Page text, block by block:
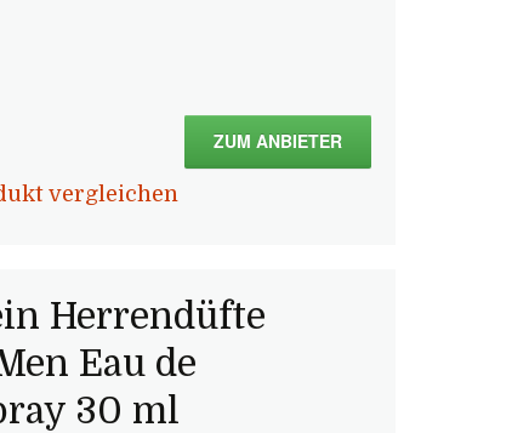
ZUM ANBIETER
vergleichen
Herrendüfte
Eau de
30 ml